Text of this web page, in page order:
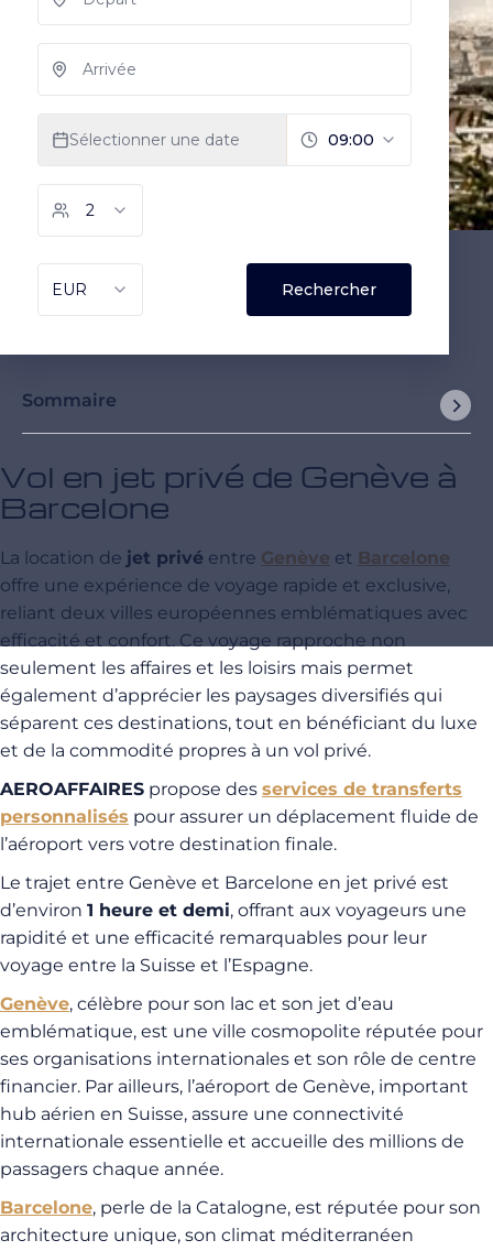
Sommaire
Vol en jet privé de Genève à
Barcelone
La location de jet privé entre Genève et Barcelone
offre une expérience de voyage rapide et exclusive,
reliant deux villes européennes emblématiques avec
efficacité et confort. Ce voyage rapproche non
seulement les affaires et les loisirs mais permet
également d’apprécier les paysages diversifiés qui
séparent ces destinations, tout en bénéficiant du luxe
et de la commodité propres à un vol privé.
AEROAFFAIRES propose des services de transferts
personnalisés pour assurer un déplacement fluide de
l’aéroport vers votre destination finale.
Le trajet entre Genève et Barcelone en jet privé est
d’environ 1 heure et demi, offrant aux voyageurs une
rapidité et une efficacité remarquables pour leur
voyage entre la Suisse et l’Espagne.
Genève, célèbre pour son lac et son jet d’eau
emblématique, est une ville cosmopolite réputée pour
ses organisations internationales et son rôle de centre
financier. Par ailleurs, l’aéroport de Genève, important
hub aérien en Suisse, assure une connectivité
internationale essentielle et accueille des millions de
passagers chaque année.
Barcelone, perle de la Catalogne, est réputée pour son
architecture unique, son climat méditerranéen